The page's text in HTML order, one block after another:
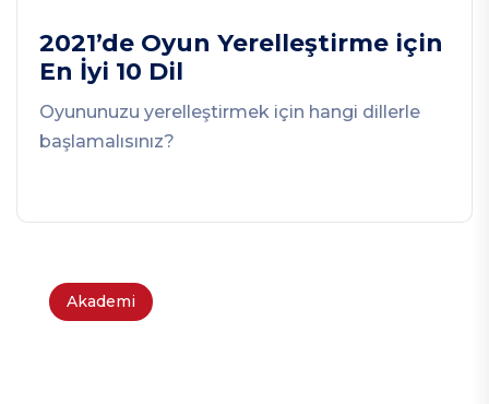
2021’de Oyun Yerelleştirme için
En İyi 10 Dil
Oyununuzu yerelleştirmek için hangi dillerle
başlamalısınız?
Akademi